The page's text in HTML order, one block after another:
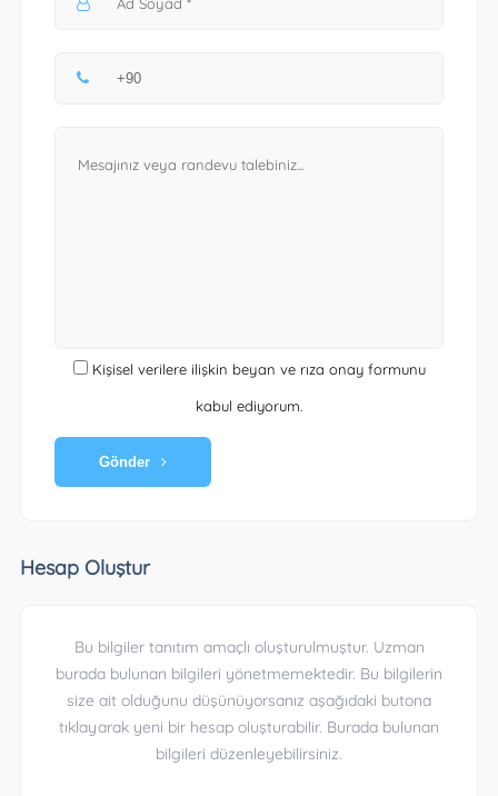
Kişisel verilere ilişkin beyan ve rıza onay formunu
kabul ediyorum.
Gönder
Hesap Oluştur
Bu bilgiler tanıtım amaçlı oluşturulmuştur. Uzman
burada bulunan bilgileri yönetmemektedir. Bu bilgilerin
size ait olduğunu düşünüyorsanız aşağıdaki butona
tıklayarak yeni bir hesap oluşturabilir. Burada bulunan
bilgileri düzenleyebilirsiniz.